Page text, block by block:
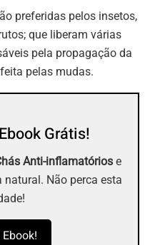
preferidas pelos insetos,
que liberam várias
pela propagação da
pelas mudas.
Grátis!
Anti-inflamatórios e
Não perca esta